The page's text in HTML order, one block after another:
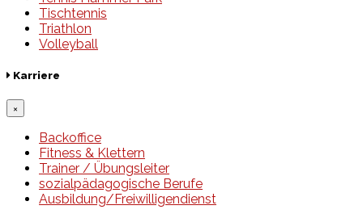
Tischtennis
Triathlon
Volleyball
Karriere
×
Backoffice
Fitness & Klettern
Trainer / Übungsleiter
sozialpädagogische Berufe
Ausbildung/Freiwilligendienst